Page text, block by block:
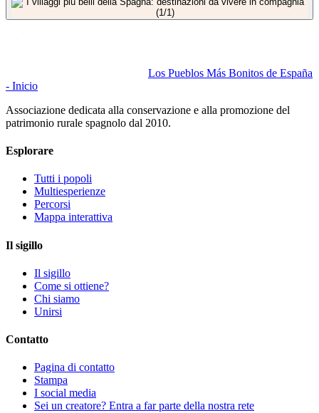
Los Pueblos Más Bonitos de España
- Inicio
Associazione dedicata alla conservazione e alla promozione del
patrimonio rurale spagnolo dal 2010.
Esplorare
Tutti i popoli
Multiesperienze
Percorsi
Mappa interattiva
Il sigillo
Il sigillo
Come si ottiene?
Chi siamo
Unirsi
Contatto
Pagina di contatto
Stampa
I social media
Sei un creatore? Entra a far parte della nostra rete